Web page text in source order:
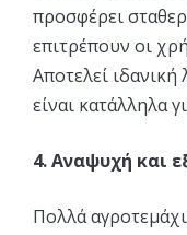
προσφέρει
επιτρέπουν οι
Αποτελεί
είναι κατάλληλα
4. Αναψυχή και
Πολλά